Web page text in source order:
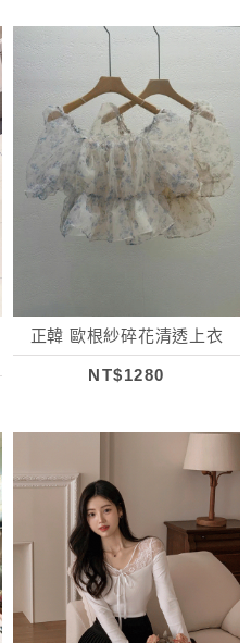
正韓 歐根紗碎花清透上衣
NT$1280